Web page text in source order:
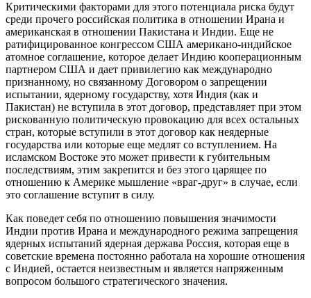
Критическими факторами для этого потенциала риска будут
среди прочего российская политика в отношении Ирана и
американская в отношении Пакистана и Индии. Еще не
ратифицированное конгрессом США американо-индийское
атомное соглашение, которое делает Индию кооперационным
партнером США и дает привилегию как международно
признанному, но связанному Договором о запрещении
испытании, ядерному государству, хотя Индия (как и
Пакистан) не вступила в этот договор, представляет при этом
рискованную политическую провокацию для всех остальных
стран, которые вступили в этот договор как неядерные
государства или которые еще медлят со вступлением. На
исламском Востоке это может привести к губительным
последствиям, этим закрепится и без этого царящее по
отношению к Америке мышление «враг-друг» в случае, если
это соглашение вступит в силу.
Как поведет себя по отношению повышения значимости
Индии против Ирана и международного режима запрещения
ядерных испытаний ядерная держава Россия, которая еще в
советские времена постоянно работала на хорошие отношения
с Индией, остается неизвестным и является напряженным
вопросом большого стратегического значения.